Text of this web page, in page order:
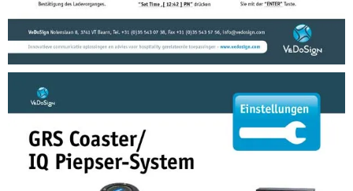
Anleitungen
Anleitung GOS MiniTX